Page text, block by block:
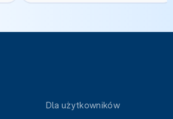
Dla użytkowników